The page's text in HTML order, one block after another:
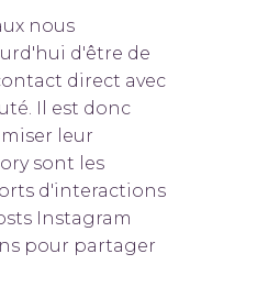
nous
d'être de
direct avec
Il est donc
leur
sont les
d'interactions
Instagram
pour partager